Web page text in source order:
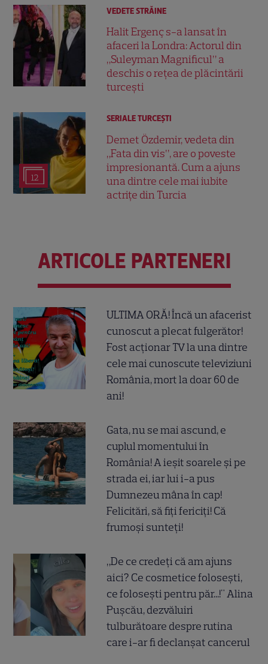
VEDETE STRĂINE
Halit Ergenç s-a lansat în
afaceri la Londra: Actorul din
„Suleyman Magnificul” a
deschis o rețea de plăcintării
turcești
12
SERIALE TURCEŞTI
Demet Özdemir, vedeta din
„Fata din vis”, are o poveste
impresionantă. Cum a ajuns
una dintre cele mai iubite
actrițe din Turcia
ARTICOLE PARTENERI
ULTIMA ORĂ! Încă un afacerist
cunoscut a plecat fulgerător!
Fost acționar TV la una dintre
cele mai cunoscute televiziuni
România, mort la doar 60 de
ani!
Gata, nu se mai ascund, e
cuplul momentului în
România! A ieșit soarele și pe
strada ei, iar lui i-a pus
Dumnezeu mâna în cap!
Felicitări, să fiți fericiți! Că
frumoși sunteți!
„De ce credeți că am ajuns
aici? Ce cosmetice folosești,
ce folosești pentru păr...!" Alina
Pușcău, dezvăluiri
tulburătoare despre rutina
care i-ar fi declanșat cancerul